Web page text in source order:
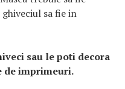
sa fie in
sau le poti decora
de imprimeuri.